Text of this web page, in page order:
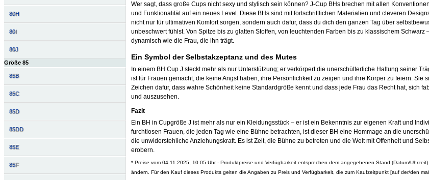
80H
80I
80J
Größe 85
85B
85C
85D
85DD
85E
85F
Wer sagt, dass große Cups nicht sexy und stylisch sein können? J-Cup BHs brechen mit allen
und Funktionalität auf ein neues Level. Diese BHs sind mit fortschrittlichen Materialien und cleveren
nicht nur für ultimativen Komfort sorgen, sondern auch dafür, dass du dich den ganzen Tag über
unbeschwert fühlst. Von Spitze bis zu glatten Stoffen, von leuchtenden Farben bis zu klassischem Schwarz
dynamisch wie die Frau, die ihn trägt.
Ein Symbol der Selbstakzeptanz und des Mutes
In einem BH Cup J steckt mehr als nur Unterstützung; er verkörpert die unerschütterliche Haltung seiner
ist für Frauen gemacht, die keine Angst haben, ihre Persönlichkeit zu zeigen und ihre Körper zu feiern. Sie
Zeichen dafür, dass wahre Schönheit keine Standardgröße kennt und dass jede Frau das Recht hat, sich
und auszusehen.
Fazit
Ein BH in Cupgröße J ist mehr als nur ein Kleidungsstück – er ist ein Bekenntnis zur eigenen Kraft und
furchtlosen Frauen, die jeden Tag wie eine Bühne betrachten, ist dieser BH eine Hommage an die
die unwiderstehliche Anziehungskraft. Es ist Zeit, die Bühne zu betreten und die Welt mit Offenheit und
erobern.
* Preise vom 04.11.2025, 10:05 Uhr - Produktpreise und Verfügbarkeit entsprechen dem angegebenen Stand (Datum/
ändern. Für den Kauf dieses Produkts gelten die Angaben zu Preis und Verfügbarkeit, die zum Kaufzeitpunkt [auf der/den